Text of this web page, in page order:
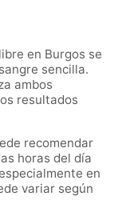
en Burgos se
sencilla.
ambos
resultados
recomendar
horas del día
en
variar según